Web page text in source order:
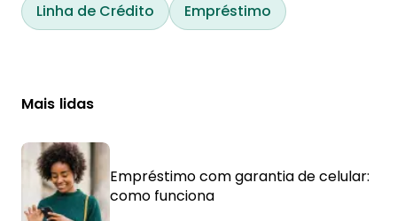
Linha de Crédito
Empréstimo
Mais lidas
Empréstimo com garantia de celular:
como funciona